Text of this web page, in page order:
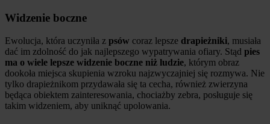
Widzenie boczne
Ewolucja, która uczyniła z psów coraz lepsze drapieżniki, musiała
dać im zdolność do jak najlepszego wypatrywania ofiary. Stąd pies
ma o wiele lepsze widzenie boczne niż ludzie, którym obraz
dookoła miejsca skupienia wzroku najzwyczajniej się rozmywa. Nie
tylko drapieżnikom przydawała się ta cecha, również zwierzyna
będąca obiektem zainteresowania, chociażby zebra, posługuje się
takim widzeniem, aby uniknąć upolowania.